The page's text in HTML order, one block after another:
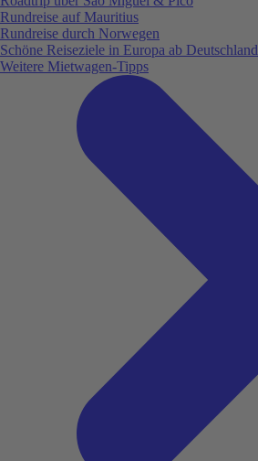
Rundreise auf Mauritius
Rundreise durch Norwegen
Schöne Reiseziele in Europa ab Deutschland
Weitere Mietwagen-Tipps